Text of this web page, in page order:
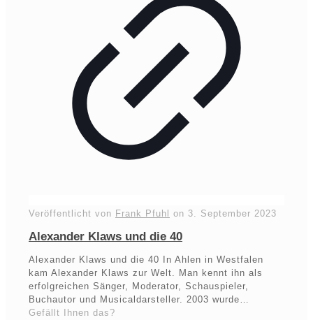
Veröffentlicht von Frank Pfuhl on 3. September 2023
Alexander Klaws und die 40
Alexander Klaws und die 40 In Ahlen in Westfalen
kam Alexander Klaws zur Welt. Man kennt ihn als
erfolgreichen Sänger, Moderator, Schauspieler,
Buchautor und Musicaldarsteller. 2003 wurde…
Gefällt Ihnen das?